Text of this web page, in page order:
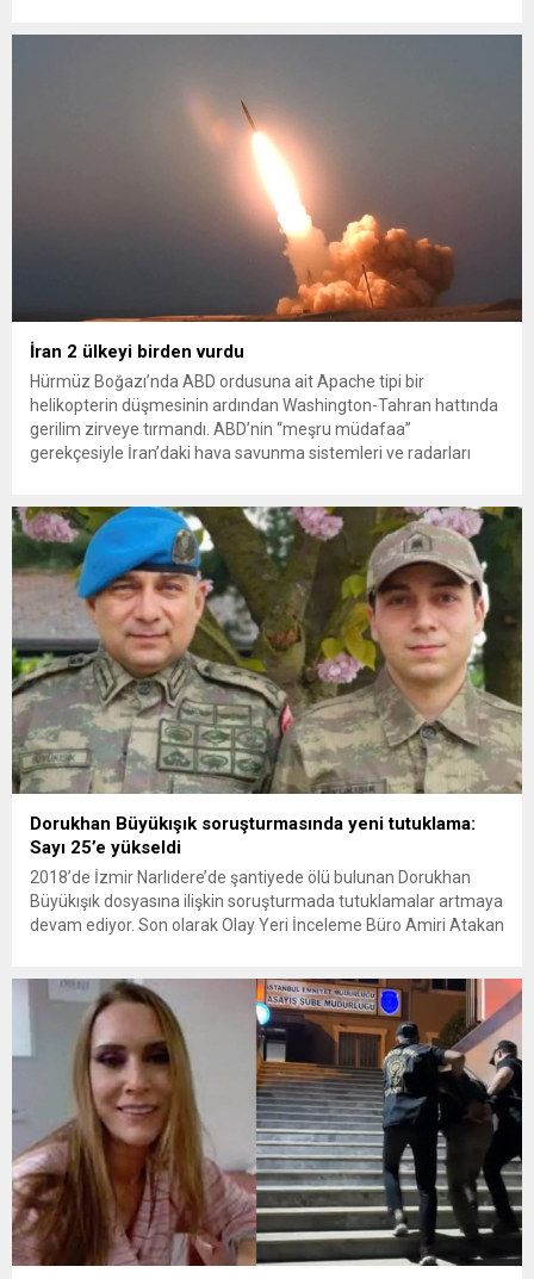
İran 2 ülkeyi birden vurdu
Hürmüz Boğazı’nda ABD ordusuna ait Apache tipi bir
helikopterin düşmesinin ardından Washington-Tahran hattında
gerilim zirveye tırmandı. ABD’nin “meşru müdafaa”
gerekçesiyle İran’daki hava savunma sistemleri ve radarları
yeni bir ABD saldırısına anında yanıt verileceğini duyurdu....
Dorukhan Büyükışık soruşturmasında yeni tutuklama:
Sayı 25’e yükseldi
2018’de İzmir Narlıdere’de şantiyede ölü bulunan Dorukhan
Büyükışık dosyasına ilişkin soruşturmada tutuklamalar artmaya
devam ediyor. Son olarak Olay Yeri İnceleme Büro Amiri Atakan
bulunan Dorukhan Büyükışık’a ilişkin yeniden açılan
soruşturmada tutuklamalar genişliyor. Son olarak dönemin...